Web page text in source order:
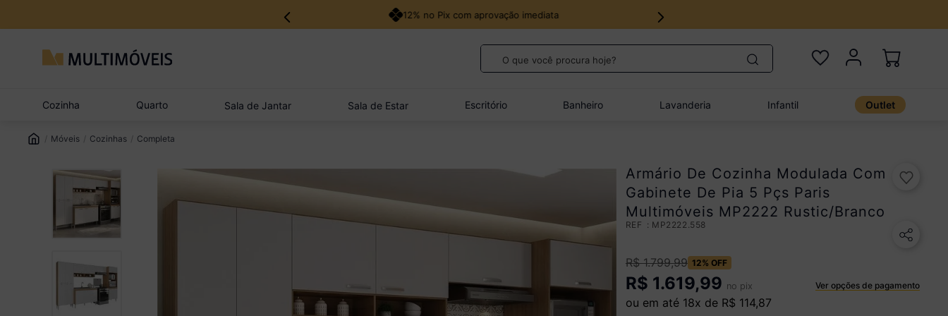
12% no Pix com aprovação imediata
O que você procura hoje?
Cozinha Quarto Sala de Jantar Sala de Estar Escritório Banheiro Lavanderia Infantil Outlet
Móveis Cozinhas Completa
Armário De Cozinha Modulada Com
Gabinete De Pia 5 Pçs Paris
Multimóveis MP2222 Rustic/Branco
: MP2222.558
R$ 1.799,99 12% OFF
R$ 1.619,99 no pix Ver opções de pagamento
ou em até 18x de R$ 114,87
4º
quarto bebê completo
sofá